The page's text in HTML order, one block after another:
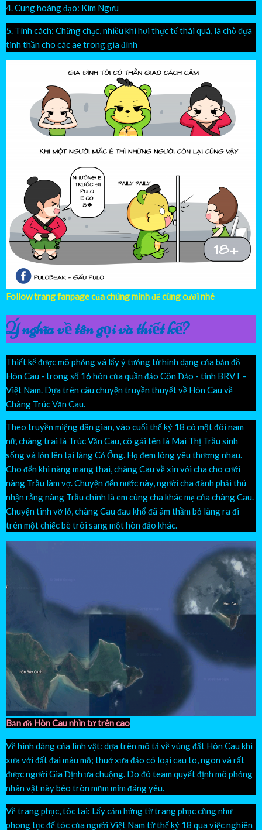
4. Cung hoàng đạo: Kim Ngưu
5. Tính cách: Chững chạc, nhiều khi hơi thực tế thái quá, là chỗ dựa
tinh thần cho các ae trong gia đình
Follow trang fanpage của chúng mình để cùng cười nhé
Ý nghĩa về tên gọi và thiết kế?
Thiết kế được mô phỏng và lấy ý tưởng từ hình dạng của bản đồ
Hòn Cau - trong số 16 hòn của quần đảo Côn Đảo - tỉnh BRVT -
Việt Nam. Dựa trên câu chuyện truyền thuyết về Hòn Cau về
Chàng Trúc Văn Cau.
Theo truyền miệng dân gian, vào cuối thế kỷ 18 có một đôi nam
nữ, chàng trai là Trúc Văn Cau, cô gái tên là Mai Thị Trầu sinh
sống và lớn lên tại làng Cỏ Ống. Họ đem lòng yêu thương nhau.
Cho đến khi nàng mang thai, chàng Cau về xin với cha cho cưới
nàng Trầu làm vợ. Chuyện đến nước này, người cha đành phải thú
nhận rằng nàng Trầu chính là em cùng cha khác mẹ của chàng Cau.
Chuyện tình vỡ lở, chàng Cau đau khổ đã âm thầm bỏ làng ra đi
trên một chiếc bè trôi sang một hòn đảo khác.
Bản đồ Hòn Cau nhìn từ trên cao
Về hình dáng của linh vật: dựa trên mô tả về vùng đất Hòn Cau khi
xưa với đất đai màu mỡ; thuở xưa đảo có loại cau to, ngon và rất
được người Gia Định ưa chuộng. Do đó team quyết định mô phỏng
nhân vật này béo tròn mũm mỉm đáng yêu.
Về trang phục, tóc tai: Lấy cảm hứng từ trang phục cũng như
phong tục để tóc của người Việt Nam từ thế kỷ 18 qua việc nghiên